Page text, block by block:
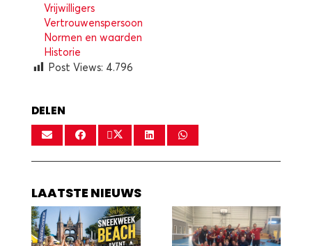
Vrijwilligers
Vertrouwenspersoon
Normen en waarden
Historie
Post Views: 4.796
DELEN
LAATSTE NIEUWS